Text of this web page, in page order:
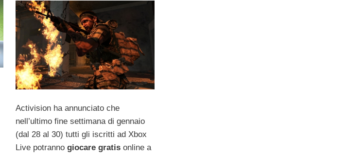
Activision ha annunciato che
nell’ultimo fine settimana di gennaio
(dal 28 al 30) tutti gli iscritti ad Xbox
Live potranno giocare gratisonline a